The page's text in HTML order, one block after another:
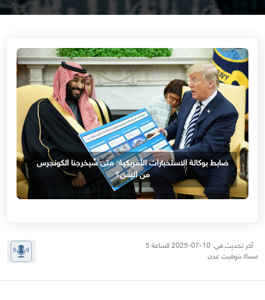
ضابط بوكالة الاستخبارات الأمريكية: متى سُيخرجنا الكونجرس
من اليمن؟
آخر تحديث في: 10-07-2025 الساعة 5
مساءً بتوقيت عدن